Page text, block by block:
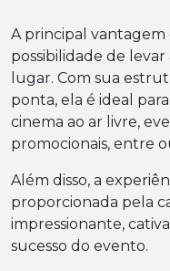
A principal vantagem
possibilidade de
lugar. Com sua
ponta, ela é ideal
cinema ao ar livre,
promocionais, entre
Além disso, a
proporcionada pela
impressionante,
sucesso do evento.